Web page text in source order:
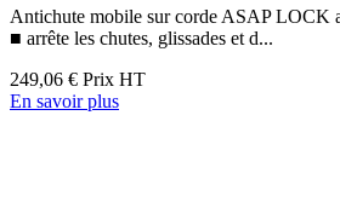
Antichute mobile sur corde ASAP LOCK
■ arrête les chutes, glissades et d...
249,06 € Prix HT
En savoir plus